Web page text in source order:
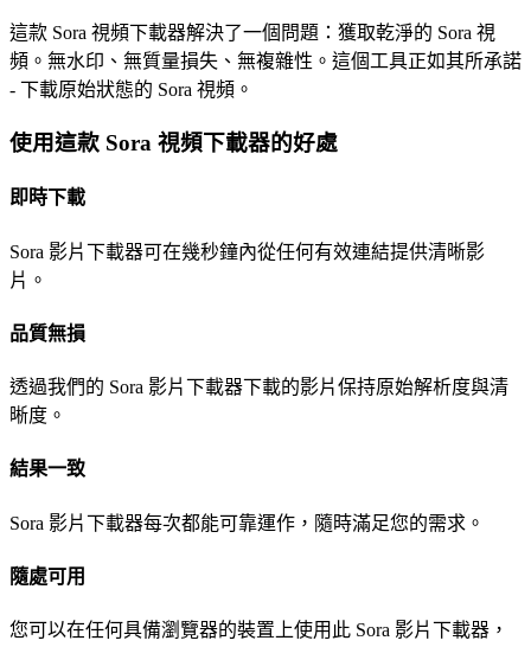
這款 Sora 視頻下載器解決了一個問題：獲取乾淨的 Sora 視
頻。無水印、無質量損失、無複雜性。這個工具正如其所承諾
- 下載原始狀態的 Sora 視頻。
使用這款 Sora 視頻下載器的好處
即時下載
Sora 影片下載器可在幾秒鐘內從任何有效連結提供清晰影
片。
品質無損
透過我們的 Sora 影片下載器下載的影片保持原始解析度與清
晰度。
結果一致
Sora 影片下載器每次都能可靠運作，隨時滿足您的需求。
隨處可用
您可以在任何具備瀏覽器的裝置上使用此 Sora 影片下載器，